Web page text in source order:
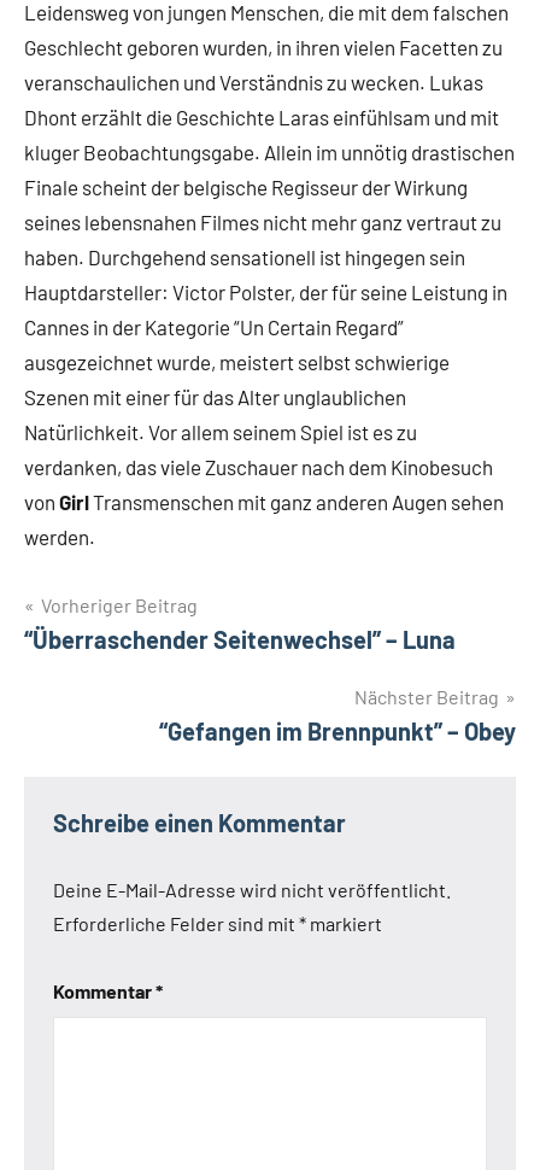
Leidensweg von jungen Menschen, die mit dem falschen
Geschlecht geboren wurden, in ihren vielen Facetten zu
veranschaulichen und Verständnis zu wecken. Lukas
Dhont erzählt die Geschichte Laras einfühlsam und mit
kluger Beobachtungsgabe. Allein im unnötig drastischen
Finale scheint der belgische Regisseur der Wirkung
seines lebensnahen Filmes nicht mehr ganz vertraut zu
haben. Durchgehend sensationell ist hingegen sein
Hauptdarsteller: Victor Polster, der für seine Leistung in
Cannes in der Kategorie “Un Certain Regard”
ausgezeichnet wurde, meistert selbst schwierige
Szenen mit einer für das Alter unglaublichen
Natürlichkeit. Vor allem seinem Spiel ist es zu
verdanken, das viele Zuschauer nach dem Kinobesuch
von GirlTransmenschen mit ganz anderen Augen sehen
werden.
Beitragsnavigation
Vorheriger Beitrag
“Überraschender Seitenwechsel” – Luna
Nächster Beitrag
“Gefangen im Brennpunkt” – Obey
Schreibe einen Kommentar
Deine E-Mail-Adresse wird nicht veröffentlicht.
Erforderliche Felder sind mit * markiert
Kommentar*